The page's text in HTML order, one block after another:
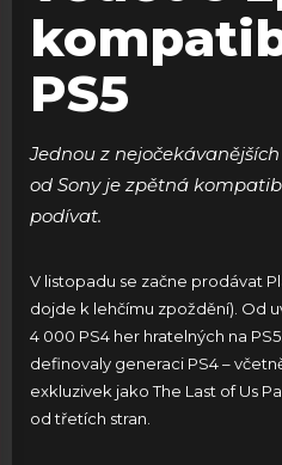
PS5
Jednou z
od Sony je zpětná
podívat.
V listopadu se začne prodávat
dojde k lehčímu zpoždění). Od
4 000 PS4 her hratelných na
definovaly generaci PS4 –
exkluzivek jako The Last of Us
od třetích stran.